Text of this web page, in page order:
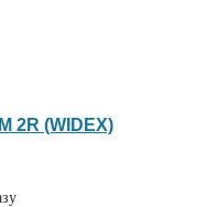
(WIDEX)